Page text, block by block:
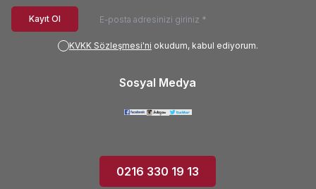
Kayıt Ol
KVKK Sözleşmesi'ni okudum, kabul ediyorum.
Sosyal Medya
0216 330 19 13